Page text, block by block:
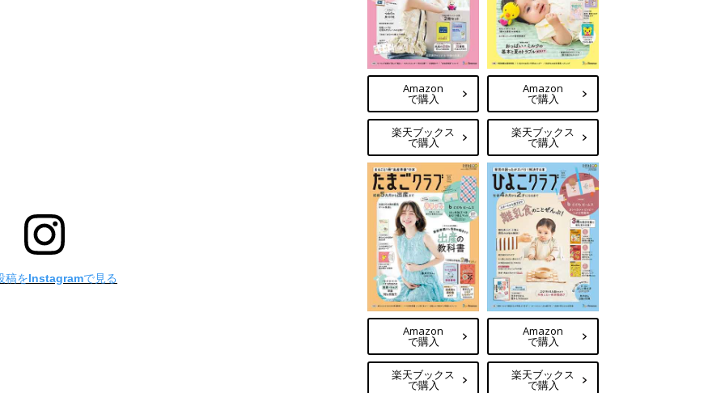
稿をInstagramで見る
Amazon
で購入
楽天ブックス
で購入
Amazon
で購入
楽天ブックス
で購入
Amazon
で購入
楽天ブックス
で購入
Amazon
で購入
楽天ブックス
で購入